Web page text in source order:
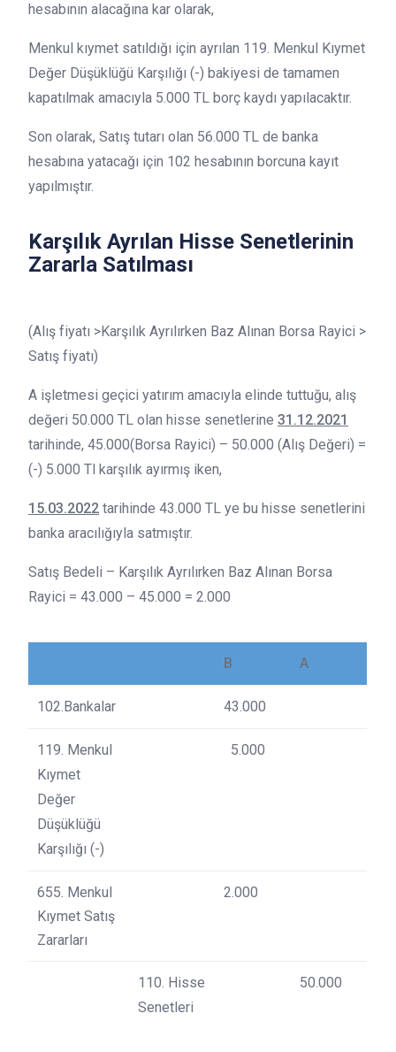
hesabının alacağına kar olarak,
Menkul kıymet satıldığı için ayrılan 119. Menkul Kıymet
Değer Düşüklüğü Karşılığı (-) bakiyesi de tamamen
kapatılmak amacıyla 5.000 TL borç kaydı yapılacaktır.
Son olarak, Satış tutarı olan 56.000 TL de banka
hesabına yatacağı için 102 hesabının borcuna kayıt
yapılmıştır.
Karşılık Ayrılan Hisse Senetlerinin
Zararla Satılması
(Alış fiyatı >Karşılık Ayrılırken Baz Alınan Borsa Rayici >
Satış fiyatı)
A işletmesi geçici yatırım amacıyla elinde tuttuğu, alış
değeri 50.000 TL olan hisse senetlerine 31.12.2021
tarihinde, 45.000(Borsa Rayici) – 50.000 (Alış Değeri) =
(-) 5.000 Tl karşılık ayırmış iken,
15.03.2022 tarihinde 43.000 TL ye bu hisse senetlerini
banka aracılığıyla satmıştır.
Satış Bedeli – Karşılık Ayrılırken Baz Alınan Borsa
Rayici = 43.000 – 45.000 = 2.000
B A
102.Bankalar 43.000
119. Menkul
Kıymet
Değer
Düşüklüğü
Karşılığı (-)
5.000
655. Menkul
Kıymet Satış
Zararları
2.000
110. Hisse
Senetleri
50.000